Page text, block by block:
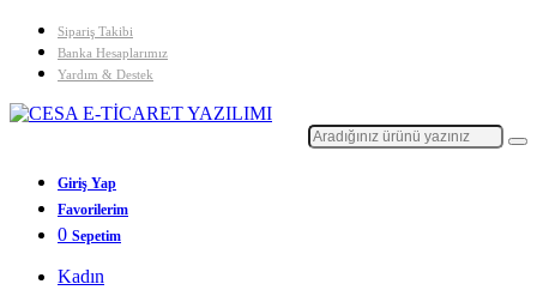
Sipariş Takibi
Banka Hesaplarımız
Yardım & Destek
Giriş Yap
Favorilerim
0 Sepetim
Kadın